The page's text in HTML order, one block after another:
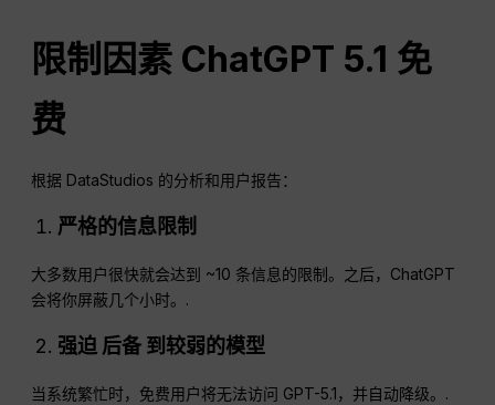
限制因素 ChatGPT 5.1 免
费
根据 DataStudios 的分析和用户报告：
严格的信息限制
大多数用户很快就会达到 ~10 条信息的限制。之后，ChatGPT
会将你屏蔽几个小时。.
强迫 后备 到较弱的模型
当系统繁忙时，免费用户将无法访问 GPT-5.1，并自动降级。.